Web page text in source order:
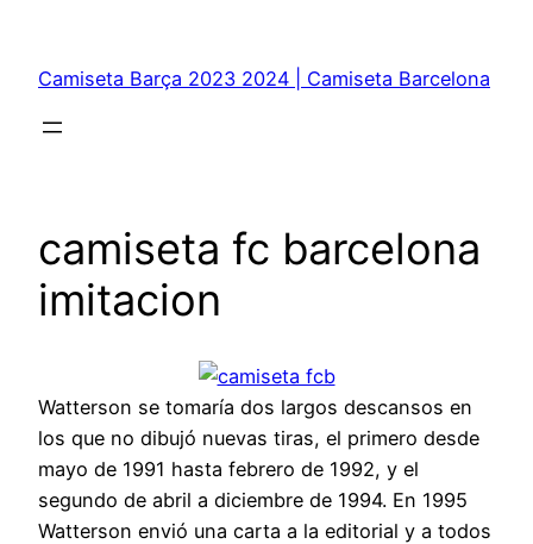
contenido
Camiseta Barça 2023 2024 | Camiseta Barcelona
camiseta fc barcelona
imitacion
Watterson se tomaría dos largos descansos en
los que no dibujó nuevas tiras, el primero desde
mayo de 1991 hasta febrero de 1992, y el
segundo de abril a diciembre de 1994. En 1995
Watterson envió una carta a la editorial y a todos